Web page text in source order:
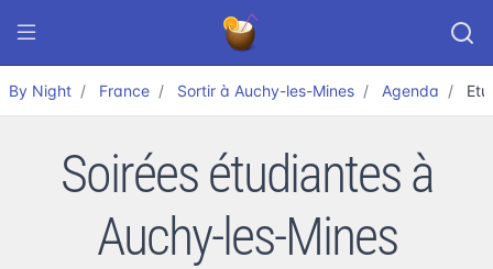
By Night France Sortir à Auchy-les-Mines Agenda
Soirées étudiantes à
Auchy-les-Mines